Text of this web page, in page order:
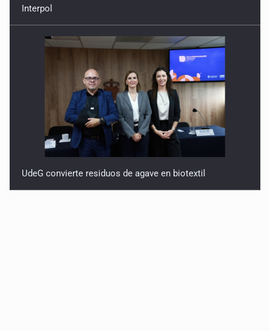
Interpol
UdeG convierte residuos de agave en biotextil